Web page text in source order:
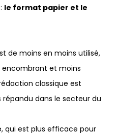
le format papier et le
de moins en moins utilisé,
encombrant et moins
classique est
dans le secteur du
, qui est plus efficace pour